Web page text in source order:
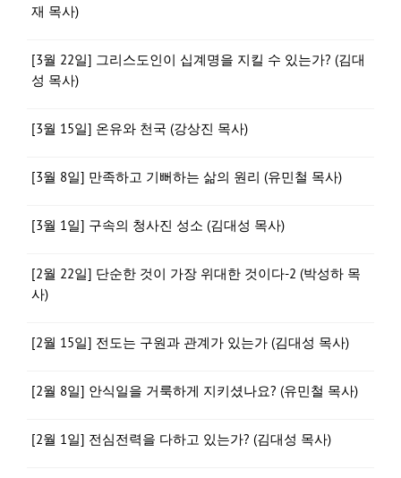
재 목사)
[3월 22일] 그리스도인이 십계명을 지킬 수 있는가? (김대
성 목사)
[3월 15일] 온유와 천국 (강상진 목사)
[3월 8일] 만족하고 기뻐하는 삶의 원리 (유민철 목사)
[3월 1일] 구속의 청사진 성소 (김대성 목사)
[2월 22일] 단순한 것이 가장 위대한 것이다-2 (박성하 목
사)
[2월 15일] 전도는 구원과 관계가 있는가 (김대성 목사)
[2월 8일] 안식일을 거룩하게 지키셨나요? (유민철 목사)
[2월 1일] 전심전력을 다하고 있는가? (김대성 목사)